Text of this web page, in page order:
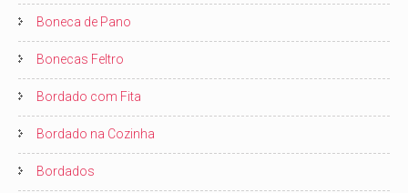
Boneca de Pano
Bonecas Feltro
Bordado com Fita
Bordado na Cozinha
Bordados